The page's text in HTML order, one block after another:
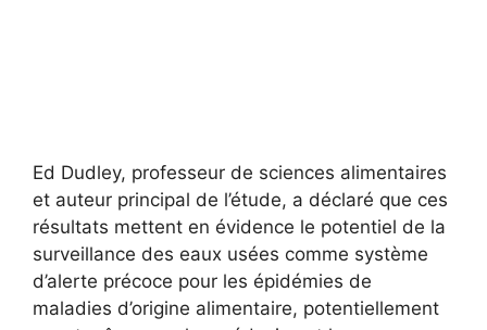
Ed Dudley, professeur de sciences alimentaires
et auteur principal de l’étude, a déclaré que ces
résultats mettent en évidence le potentiel de la
surveillance des eaux usées comme système
d’alerte précoce pour les épidémies de
maladies d’origine alimentaire, potentiellement